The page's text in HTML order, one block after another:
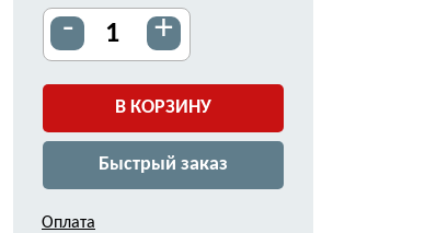
- +
В КОРЗИНУ
Быстрый заказ
Оплата